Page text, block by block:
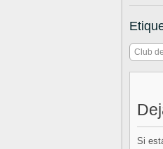
Club
Si